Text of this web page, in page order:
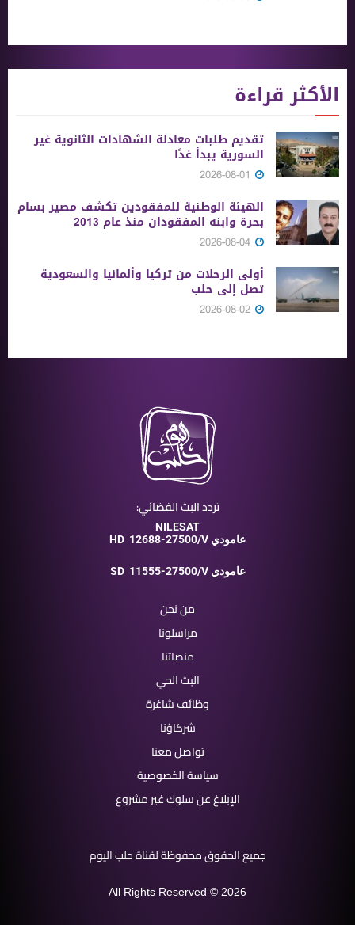
الأكثر قراءة
تقديم طلبات معادلة الشهادات الثانوية ‏غير
السورية يبدأ غدًا
الهيئة الوطنية للمفقودين تكشف مصير بسام
بحرة وابنه المفقودان منذ عام 2013
أولى الرحلات من ‏تركيا وألمانيا والسعودية
تصل إلى حلب
تردد البث الفضائي:
NILESAT
HD
12688-27500/V عامودي
SD 11555-27500/V عامودي
من نحن
مراسلونا
منصاتنا
البث الحي
وظائف شاغرة
شركاؤنا
تواصل معنا
سياسة الخصوصية
الإبلاغ عن سلوك غير مشروع
جميع الحقوق محفوظة لقناة حلب اليوم
All Rights Reserved © 2026